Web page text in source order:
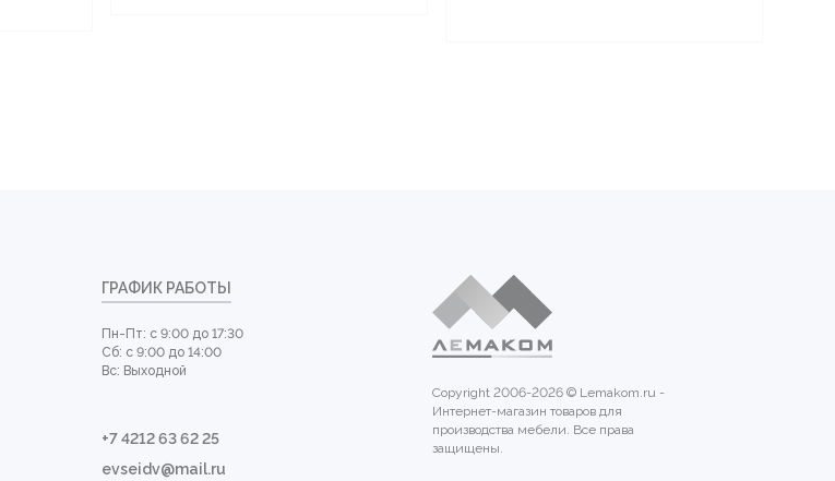
ГРАФИК РАБОТЫ
Пн-Пт: с 9:00 до 17:30
Сб: с 9:00 до 14:00
Вс: Выходной
+7 4212 63 62 25
evseidv@mail.ru
Copyright 2006-2026 © Lemakom.ru -
Интернет-магазин товаров для
производства мебели. Все права
защищены.